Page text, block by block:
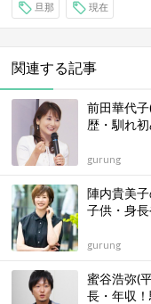
旦那 現在
関連する記事
前田華代
歴・馴れ
gurung
陣内貴美
子供・身
gurung
蜜谷浩弥(
長・年収